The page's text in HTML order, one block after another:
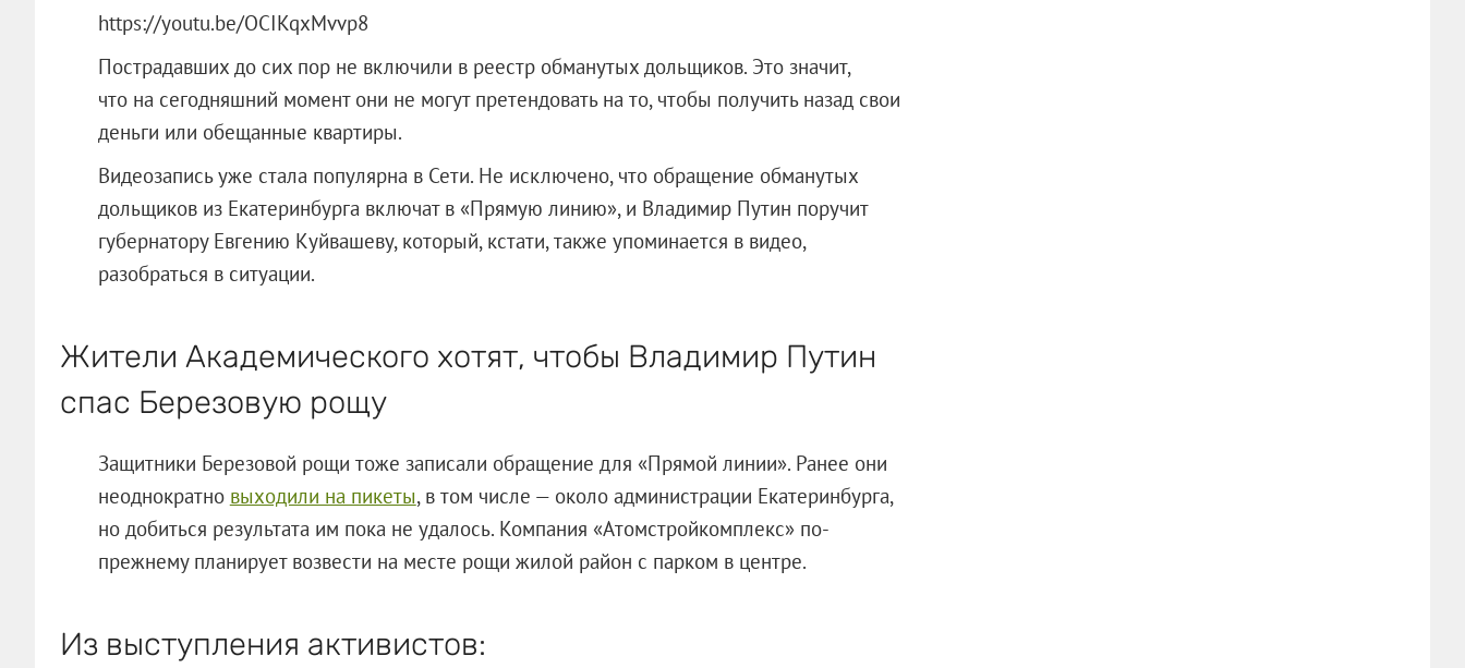
https://youtu.be/OCIKqxMvvp8
Пострадавших до сих пор не включили в реестр обманутых дольщиков. Это значит,
что на сегодняшний момент они не могут претендовать на то, чтобы получить назад свои
деньги или обещанные квартиры.
Видеозапись уже стала популярна в Сети. Не исключено, что обращение обманутых
дольщиков из Екатеринбурга включат в «Прямую линию», и Владимир Путин поручит
губернатору Евгению Куйвашеву, который, кстати, также упоминается в видео,
разобраться в ситуации.
Жители Академического хотят, чтобы Владимир Путин
спас Березовую рощу
Защитники Березовой рощи тоже записали обращение для «Прямой линии». Ранее они
неоднократно выходили на пикеты, в том числе — около администрации Екатеринбурга,
но добиться результата им пока не удалось. Компания «Атомстройкомплекс» по-
прежнему планирует возвести на месте рощи жилой район с парком в центре.
Из выступления активистов: